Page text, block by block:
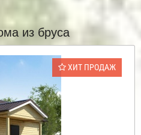
из бруса
ХИТ ПРОДАЖ